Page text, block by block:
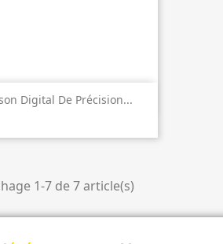
Digital De Précision...
 Aperçu rapide
1-7 de 7 article(s)